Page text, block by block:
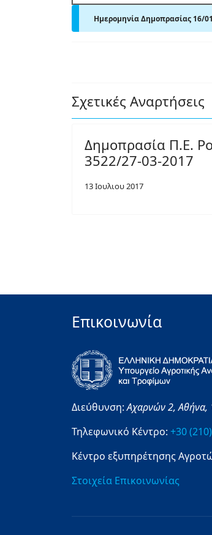
Ημερομηνία Δημοπρασίας 16/
Σχετικές Αναρτήσεις
Δημοπρασία Π.Ε.
3522/27-03-2017
13 Ιουλιου 2017
Επικοινωνία
Διεύθυνση:Αχαρνών 2,Αθήνα,
Τηλεφωνικό Κέντρο: +30
Κέντρο εξυπηρέτησης
Στοιχεία Επικοινωνίας